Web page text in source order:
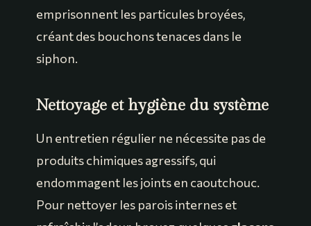
emprisonnent les particules broyées,
créant des bouchons tenaces dans le
siphon.
Nettoyage et hygiène du système
Un entretien régulier ne nécessite pas de
produits chimiques agressifs, qui
endommagent les joints en caoutchouc.
Pour nettoyer les parois internes et